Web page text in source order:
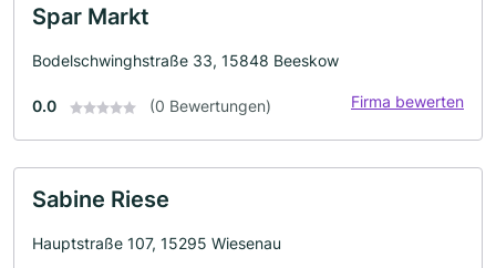
Spar Markt
Bodelschwinghstraße 33, 15848 Beeskow
0.0 (0 Bewertungen) Firma bewerten
Sabine Riese
Hauptstraße 107, 15295 Wiesenau